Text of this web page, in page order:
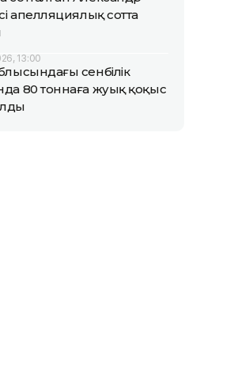
апелляциялық сотта
13:00
сенбілік
80 тоннаға жуық қоқыс